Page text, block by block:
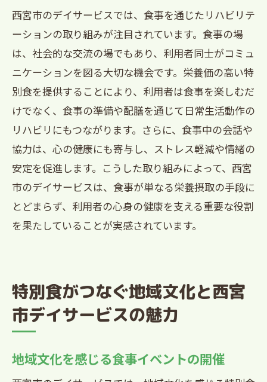
西宮市のデイサービスでは、食事を通じたリハビリテ
ーションの取り組みが注目されています。食事の場
は、社会的な交流の場でもあり、利用者同士がコミュ
ニケーションを図る大切な機会です。栄養価の高い特
別食を提供することにより、利用者は食事を楽しむだ
けでなく、食事の準備や配膳を通じて日常生活動作の
リハビリにもつながります。さらに、食事中の会話や
協力は、心の健康にも寄与し、ストレス軽減や情緒の
安定を促進します。こうした取り組みによって、西宮
市のデイサービスは、食事が単なる栄養摂取の手段に
とどまらず、利用者の心身の健康を支える重要な役割
を果たしていることが実感されています。
特別食がつなぐ地域文化と西宮
市デイサービスの魅力
地域文化を感じる食事イベントの開催